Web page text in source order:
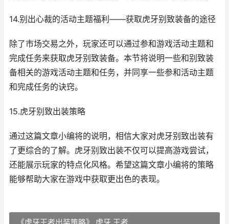
14.别出心裁的活动主题福利——获取虎牙别致装备的途径
除了市场交易之外，玩家还可以通过参和游戏活动主题和
完成任务来获取虎牙别致装备。本节将说明一些和别致装
备相关的游戏活动主题和任务，并同享一些参和活动主题
和完成任务的诀窍。
15.虎牙别致出装策略
通过这篇文章小编将的说明，相信大家对虎牙别致出装有
了更综合的了解。虎牙别致出装不仅可以提高游戏尝试，
还能展示玩家的特点化风格。希望这篇文章小编将的策略
能够帮助大家在游戏中获取更出色的表现。